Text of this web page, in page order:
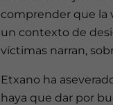
comprender que la
un contexto de
víctimas narran,
Etxano ha
haya que dar por